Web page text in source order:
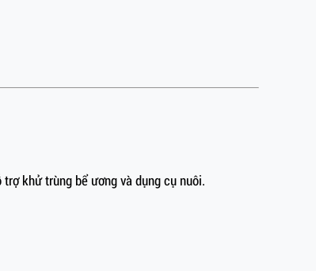
khử trùng bể ương và dụng cụ nuôi.